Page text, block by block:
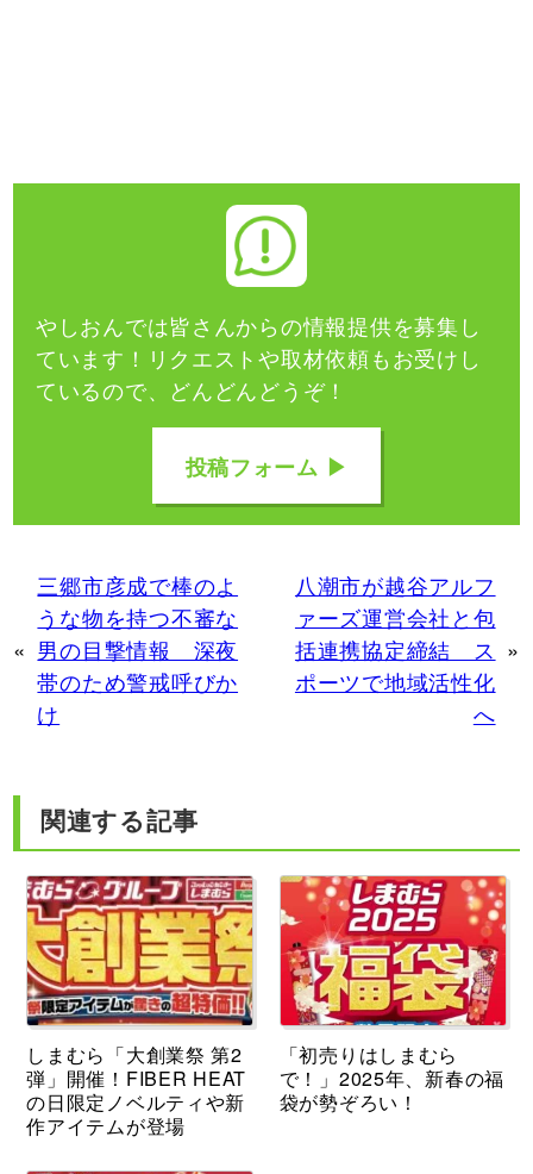
やしおんでは皆さんからの情報提供を募集し
ています！ リクエストや取材依頼もお受けし
ているので、どんどんどうぞ！
投稿フォーム ▶
«
三郷市彦成で棒のよ
うな物を持つ不審な
男の目撃情報 深夜
帯のため警戒呼びか
け
八潮市が越谷アルフ
ァーズ運営会社と包
括連携協定締結 ス
ポーツで地域活性化
へ
»
関連する記事
しまむら「大創業祭 第2
弾」開催！FIBER HEAT
の日限定ノベルティや新
作アイテムが登場
「初売りはしまむら
で！」2025年、新春の福
袋が勢ぞろい！